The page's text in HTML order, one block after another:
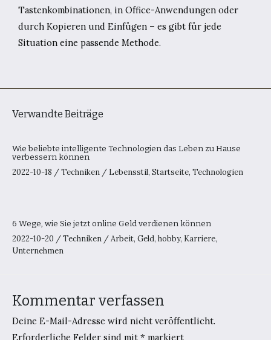
Tastenkombinationen, in Office-Anwendungen oder
durch Kopieren und Einfügen – es gibt für jede
Situation eine passende Methode.
Verwandte Beiträge
Wie beliebte intelligente Technologien das Leben zu Hause
verbessern können
2022-10-18 /Techniken / Lebensstil, Startseite, Technologien
6 Wege, wie Sie jetzt online Geld verdienen können
2022-10-20 /Techniken / Arbeit, Geld, hobby, Karriere,
Unternehmen
Kommentar verfassen
Deine E-Mail-Adresse wird nicht veröffentlicht.
Erforderliche Felder sind mit * markiert